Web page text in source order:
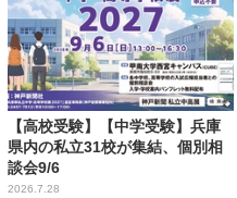
【高校受験】【中学受験】兵庫
県内の私立31校が集結、個別相
談会9/6
2026.7.28